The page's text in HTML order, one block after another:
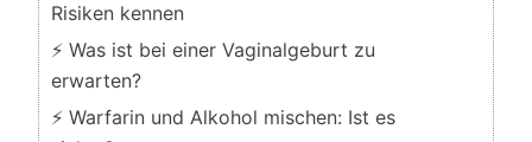
Risiken kennen
⚡ Was ist bei einer Vaginalgeburt zu
erwarten?
⚡ Warfarin und Alkohol mischen: Ist es